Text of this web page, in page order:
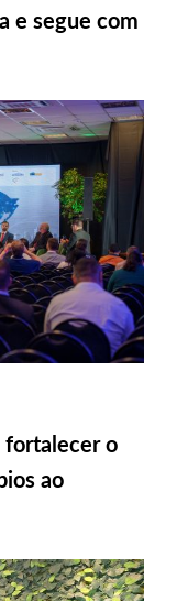
e segue com
fortalecer o
ao